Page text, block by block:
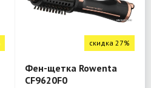
скидка 27%
Фен-щетка Rowenta
CF9620F0